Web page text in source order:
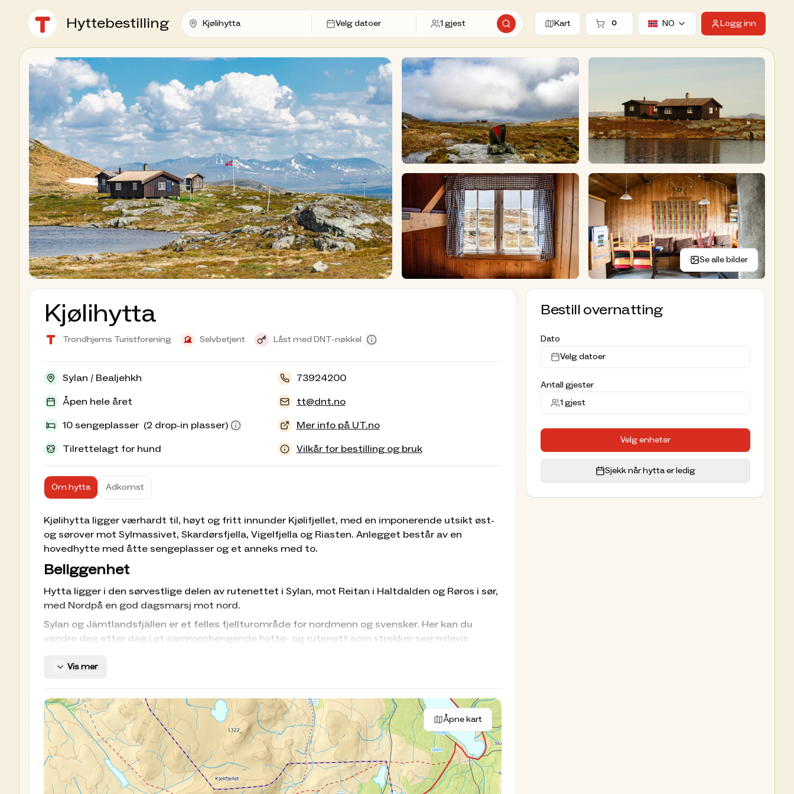
Hyttebestilling Velg datoer 1 gjest Søk etter hytter
Kart 0 NO Logg inn
Se alle bilder
Kjølihytta
Trondhjems Turistforening Selvbetjent Låst med DNT-nøkkel
Sylan / Bealjehkh
Åpen hele året
10 sengeplasser (2 drop-in plasser)
Tilrettelagt for hund
73924200
tt@dnt.no
Mer info på UT.no
Vilkår for bestilling og bruk
Om hytta Adkomst
Kjølihytta ligger værhardt til, høyt og fritt innunder Kjølifjellet, med en imponerende utsikt øst-
og sørover mot Sylmassivet, Skardørsfjella, Vigelfjella og Riasten. Anlegget består av en
hovedhytte med åtte sengeplasser og et anneks med to.
Beliggenhet
Hytta ligger i den sørvestlige delen av rutenettet i Sylan, mot Reitan i Haltdalden og Røros i sør,
med Nordpå en god dagsmarsj mot nord.
Sylan og Jämtlandsfjällen er et felles fjellturområde for nordmenn og svensker. Her kan du
vandre dag etter dag i et sammenhengende hytte- og rutenett som strekker seg milevis
sentralt i dette midtskandinaviske fjellriket.
Hytta har 10 sengeplasser, hvor 5 av dem kan forhåndsbookes.
Utstyr
Utedo, peis, fiske, booking, vedovn.
Oppskriftshefte basert på proviantlageret
Vis mer
Åpne kart
Bestill overnatting
Dato
Velg datoer
Antall gjester
1gjest
Velg enheter
Sjekk når hytta er ledig